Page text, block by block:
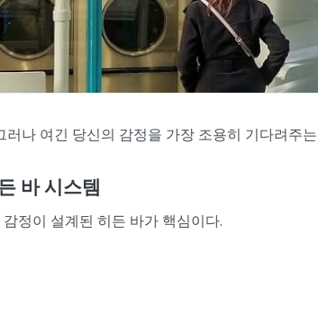
나 여긴 당신의 감정을 가장 조용히 기다려주
바 시스템
정이 설계된 히든 바가 핵심이다.